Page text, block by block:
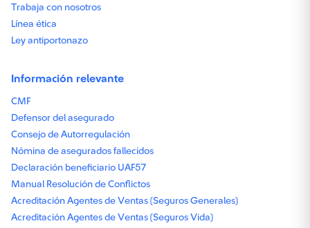
Trabaja con nosotros
Línea ética
Ley antiportonazo
Información relevante
CMF
Defensor del asegurado
Consejo de Autorregulación
Nómina de asegurados fallecidos
Declaración beneficiario UAF57
Manual Resolución de Conflictos
Acreditación Agentes de Ventas (Seguros Generales)
Acreditación Agentes de Ventas (Seguros Vida)